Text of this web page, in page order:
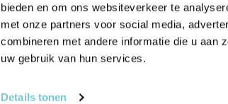
bieden en om ons websiteverkeer te
met onze partners voor social media,
combineren met andere informatie die u aan
uw gebruik van hun services.
Details tonen